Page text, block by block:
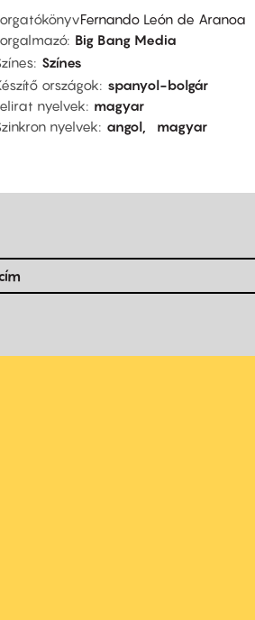
Fernando León de Aranoa
Big Bang Media
Színes
országok
spanyol-bolgár
nyelvek
magyar
nyelvek
angol magyar